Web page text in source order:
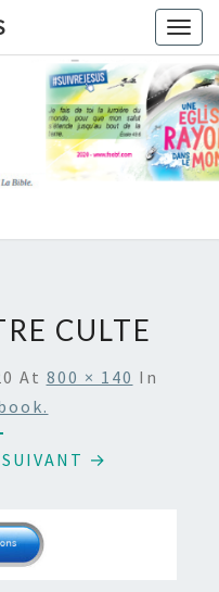
EGLISE
CULTE
At 800 × 140 In
SUIVANT →